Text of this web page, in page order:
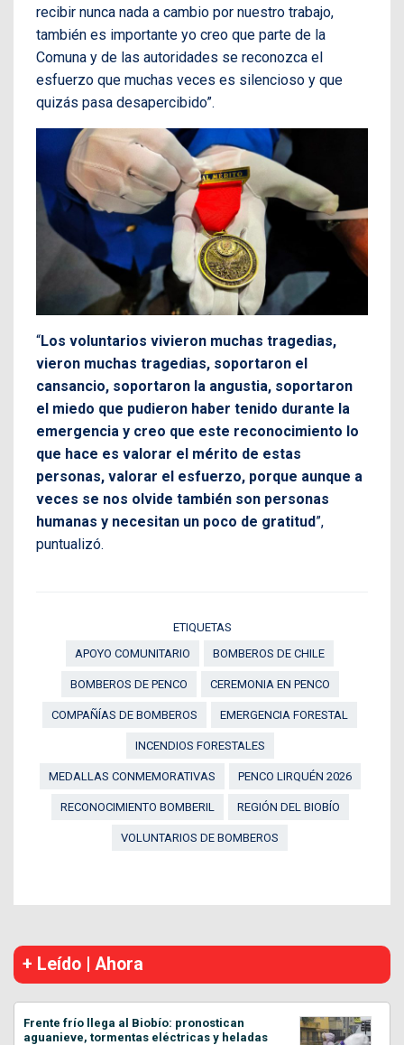
recibir nunca nada a cambio por nuestro trabajo,
también es importante yo creo que parte de la
Comuna y de las autoridades se reconozca el
esfuerzo que muchas veces es silencioso y que
quizás pasa desapercibido”.
“Los voluntarios vivieron muchas tragedias,
vieron muchas tragedias, soportaron el
cansancio, soportaron la angustia, soportaron
el miedo que pudieron haber tenido durante la
emergencia y creo que este reconocimiento lo
que hace es valorar el mérito de estas
personas, valorar el esfuerzo, porque aunque a
veces se nos olvide también son personas
humanas y necesitan un poco de gratitud”,
puntualizó.
ETIQUETAS
APOYO COMUNITARIO
BOMBEROS DE CHILE
BOMBEROS DE PENCO CEREMONIA EN PENCO
COMPAÑÍAS DE BOMBEROS EMERGENCIA FORESTAL
INCENDIOS FORESTALES
MEDALLAS CONMEMORATIVAS PENCO LIRQUÉN 2026
RECONOCIMIENTO BOMBERIL REGIÓN DEL BIOBÍO
VOLUNTARIOS DE BOMBEROS
+ Leído | Ahora
Frente frío llega al Biobío: pronostican
aguanieve, tormentas eléctricas y heladas